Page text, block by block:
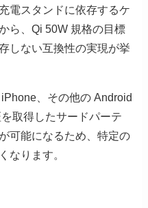
電スタンドに依存するケ
ら、Qi 50W 規格の目標
しない互換性の実現が挙
、その他の Android
取得したサードパーテ
可能になるため、特定の
なります。